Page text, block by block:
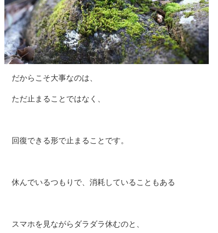
だからこそ大事なのは、
ただ止まることではなく、
回復できる形で止まること です。
休んでいるつもりで、消耗していることもある
スマホを見ながらダラダラ休むのと、